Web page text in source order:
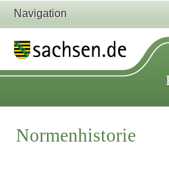
Navigation
Normenhistorie